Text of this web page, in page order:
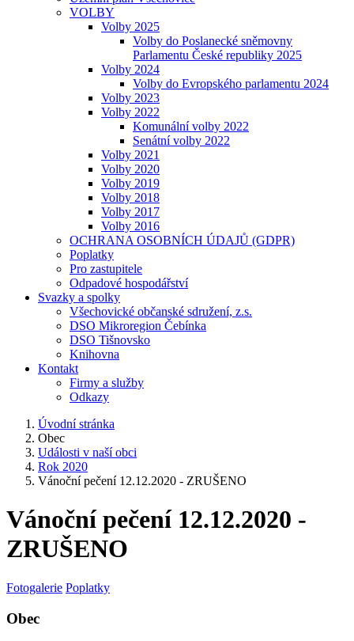
VOLBY
Volby 2025
Volby do Poslanecké sněmovny
Parlamentu České republiky 2025
Volby 2024
Volby do Evropského parlamentu 2024
Volby 2023
Volby 2022
Komunální volby 2022
Senátní volby 2022
Volby 2021
Volby 2020
Volby 2019
Volby 2018
Volby 2017
Volby 2016
OCHRANA OSOBNÍCH ÚDAJŮ (GDPR)
Poplatky
Pro zastupitele
Odpadové hospodářství
Svazky a spolky
Všechovické občanské sdružení, z.s.
DSO Mikroregion Čebínka
DSO Tišnovsko
Knihovna
Kontakt
Firmy a služby
Odkazy
Úvodní stránka
Obec
Události v naší obci
Rok 2020
Vánoční pečení 12.12.2020 - ZRUŠENO
Vánoční pečení 12.12.2020 -
ZRUŠENO
Fotogalerie Poplatky
Obec